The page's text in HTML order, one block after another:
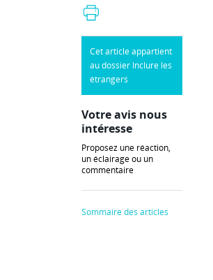
Cet article appartient
au dossier Inclure les
étrangers
Votre avis nous
intéresse
Proposez une réaction,
un éclairage ou un
commentaire
Sommaire des articles